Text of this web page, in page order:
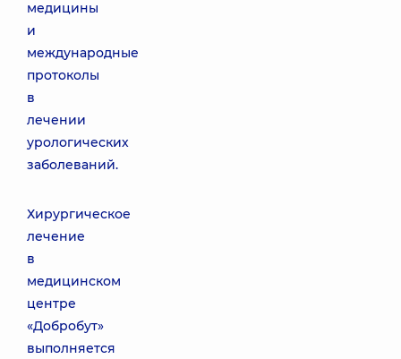
медицины
и
международные
протоколы
в
лечении
урологических
заболеваний.
Хирургическое
лечение
в
медицинском
центре
«Добробут»
выполняется